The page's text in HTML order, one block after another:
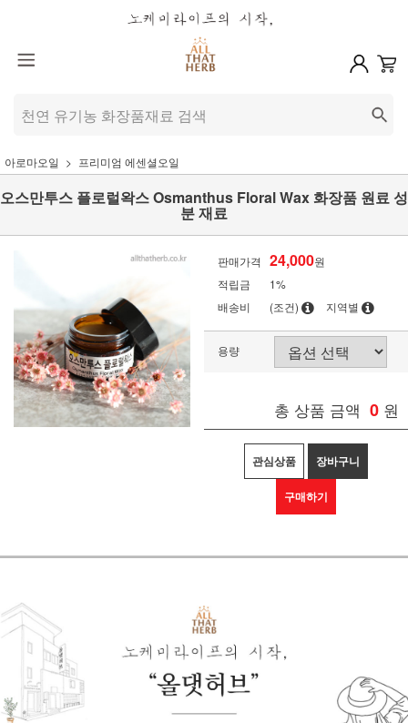
아로마오일 프리미엄 에센셜오일
오스만투스 플로럴왁스 Osmanthus Floral Wax 화장품 원료 성
분 재료
판매가격 24,000원
적립금
1%
배송비
(조건) 지역별
용량
총 상품 금액 0 원
관심상품 장바구니
구매하기